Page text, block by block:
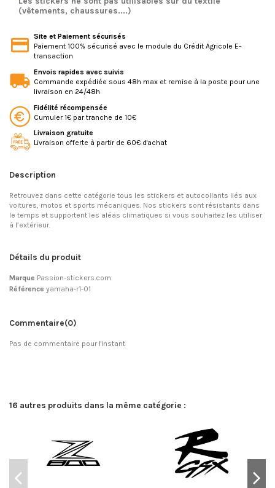
(vêtements, chaussures....)
Site et Paiement sécurisés
Paiement 100% sécurisé avec le module du Crédit Agricole E-
transaction
Envois rapides avec suivis
Commande expédiée sous 48h max et remise à la poste pour une
livraison en 24/48h
Fidélité récompensée
Cumuler 1€ par tranche de 10€
Livraison gratuite
Livraison offerte à partir de 60€ d'achat
Description
Retrouvez dans cette catégorie tous les stickers et autocollants liés aux
voitures, motos et sports mécaniques. Nos stickers sont résistants dans
le temps et supportent les aléas climatiques si vous souhaitez les utiliser
à l’extérieur.
Détails du produit
Marque Passion-stickers.com
Référence yamaha-r1-01
Commentaire(0)
Pas de commentaire pour l'instant
16 autres produits dans la même catégorie :